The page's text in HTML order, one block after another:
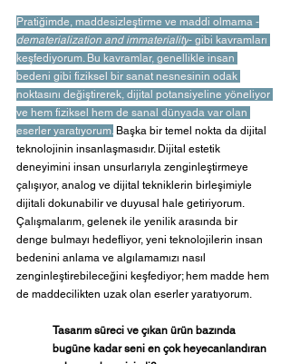
Pratiğimde, maddesizleştirme ve maddi olmama -
dematerialization and immateriality- gibi kavramları
keşfediyorum. Bu kavramlar, genellikle insan
bedeni gibi fiziksel bir sanat nesnesinin odak
noktasını değiştirerek, dijital potansiyeline yöneliyor
ve hem fiziksel hem de sanal dünyada var olan
eserler yaratıyorum. Başka bir temel nokta da dijital
teknolojinin insanlaşmasıdır. Dijital estetik
deneyimini insan unsurlarıyla zenginleştirmeye
çalışıyor, analog ve dijital tekniklerin birleşimiyle
dijitali dokunabilir ve duyusal hale getiriyorum.
Çalışmalarım, gelenek ile yenilik arasında bir
denge bulmayı hedefliyor, yeni teknolojilerin insan
bedenini anlama ve algılamamızı nasıl
zenginleştirebileceğini keşfediyor; hem madde hem
de maddecilikten uzak olan eserler yaratıyorum.
Tasarım süreci ve çıkan ürün bazında
bugüne kadar seni en çok heyecanlandıran